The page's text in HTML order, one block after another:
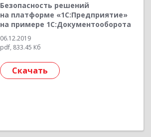
Безопасность решений
на платформе «1С:Предприятие»
на примере 1С:Документооборота
06.12.2019
pdf, 833.45 Кб
Скачать